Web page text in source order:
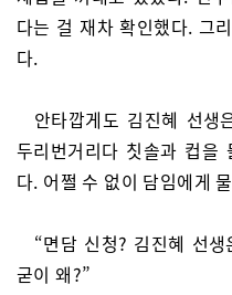
다는 걸 재차 확인했다. 그
다.
안타깝게도 김진혜 선생
두리번거리다 칫솔과 컵을
다. 어쩔 수 없이 담임에게
“면담 신청? 김진혜 선
굳이 왜?”